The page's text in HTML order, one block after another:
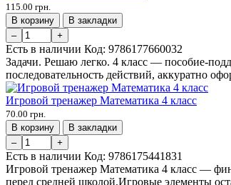
115.00 грн.
В корзину
В закладки
–
+
Есть в наличии Код: 9786177660032
Задачи. Решаю легко. 4 класс — пособие-
последовательность действий, аккуратно
Игровой тренажер Математика 4 класс
70.00 грн.
В корзину
В закладки
–
+
Есть в наличии Код: 9786175441831
Игровой тренажер Математика 4 класс —
перед средней школой.Игровые элементы